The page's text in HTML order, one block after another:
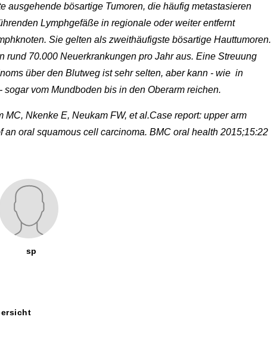
ausgehende bösartige Tumoren, die häufig metastasieren
Lymphgefäße in regionale oder weiter entfernt
Sie gelten als zweithäufigste bösartige Hauttumoren.
rund 70.000 Neuerkrankungen pro Jahr aus. Eine Streuung
über den Blutweg ist sehr selten, aber kann - wie in
sogar vom Mundboden bis in den Oberarm reichen.
MC, Nkenke E, Neukam FW, et al.Case report: upper arm
an oral squamous cell carcinoma. BMC oral health 2015;15:22
sp